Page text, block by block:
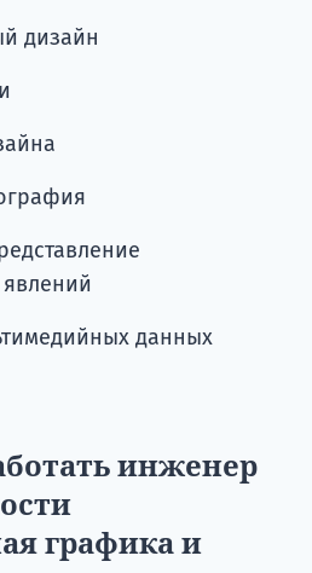
дизайн
данных
инженер
графика и